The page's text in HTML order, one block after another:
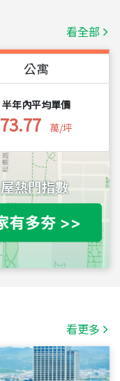
看全部
公寓
半年內平均單價
73.77 萬/坪
看更多